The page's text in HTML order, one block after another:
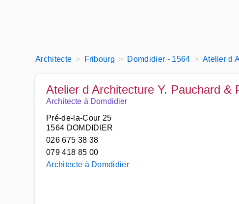
Architecte Fribourg Domdidier - 1564 Atelier d
Atelier d Architecture Y. Pauchard &
Architecte à Domdidier
Pré-de-la-Cour 25
1564 DOMDIDIER
026 675 38 38
079 418 85 00
Architecte à Domdidier